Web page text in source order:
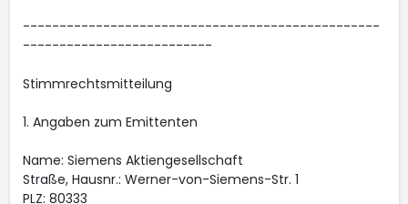
-------------------------------------------------
--------------------------
Stimmrechtsmitteilung
1. Angaben zum Emittenten
Name: Siemens Aktiengesellschaft
Straße, Hausnr.: Werner-von-Siemens-Str. 1
PLZ: 80333